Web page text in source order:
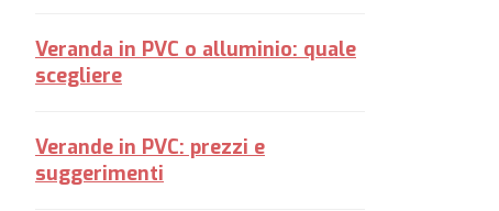
Veranda in PVC o alluminio: quale
scegliere
Verande in PVC: prezzi e
suggerimenti